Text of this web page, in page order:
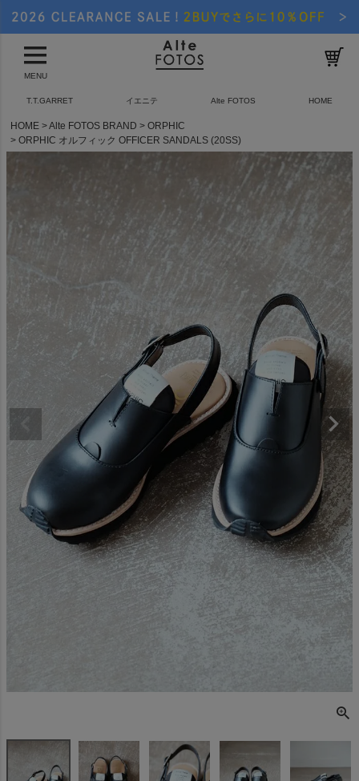
MENU
T.T.GARRET イエニテ Alte FOTOS HOME
HOME Alte FOTOS BRAND
ORPHIC
ORPHIC オルフィック OFFICER SANDALS (20SS)